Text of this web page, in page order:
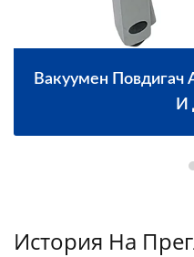
Вакуумен
И
История На